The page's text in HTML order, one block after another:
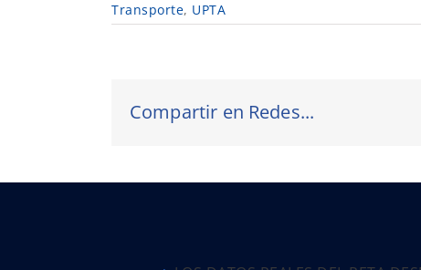
Transporte, UPTA
Compartir en Redes...